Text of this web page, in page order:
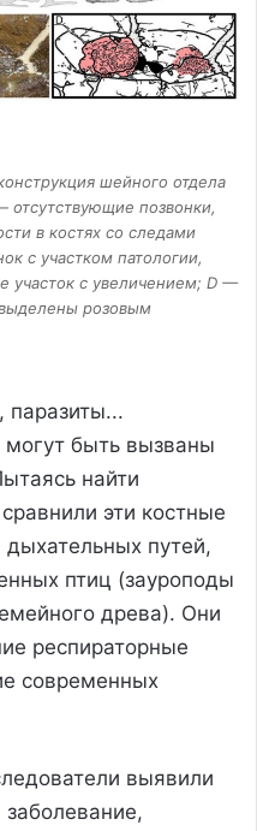
шейного отдела
позвонки,
в костях со следами
с участком патологии,
с увеличением; D —
выделены розовым
паразиты...
быть вызваны
найти
эти костные
путей,
птиц (зауроподы
древа). Они
респираторные
современных
выявили
заболевание,